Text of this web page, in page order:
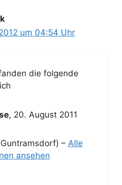
um 04:54 Uhr
die folgende
, 20. August 2011
– Alle
ansehen